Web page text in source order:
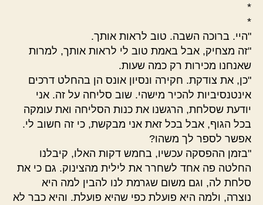
*
*
"היי. ברוכה השבה. טוב לראות אותך.
"זה מצחיק, אבל באמת טוב לי לראות אותך, למרות
שאנחנו מכירות רק כמה שעות.
"כן, את צודקת. חקירה ונסיון אונס הן בהחלט דרכים
אינטנסיביות להכיר מישהי. שוב סליחה על זה. אני
יודעת שסלחת, הרגשנו את כנות הסליחה ואת עומקה
בכל הגוף, אבל בכל זאת אני מבקשת, כי זה חשוב לי.
אפשר לספר לך משהו?
"בזמן ההפסקה עכשיו, בחמש דקות האלו, קיבלנו
החלטה פה אחד לשחרר את לילית מהצינוק. גם כי את
סלחת לה, וגם משום שגרמת לנו להבין למה היא
נוצרה, ולמה היא פועלת כפי שהיא פועלת. והיא כבר לא